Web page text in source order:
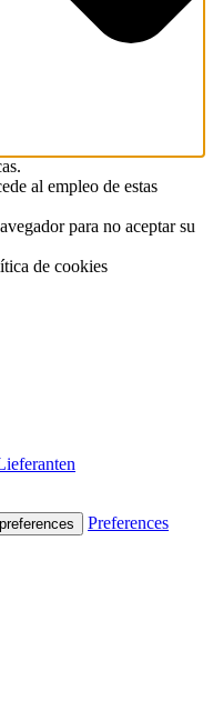
al empleo de estas
para no aceptar su
de cookies
Preferences